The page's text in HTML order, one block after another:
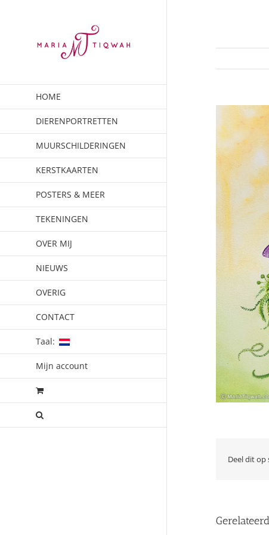
HOME
DIERENPORTRETTEN
MUURSCHILDERINGEN
KERSTKAARTEN
POSTERS & MEER
TEKENINGEN
OVER MIJ
NIEUWS
OVERIG
CONTACT
Taal:
Mijn account
Deel dit op